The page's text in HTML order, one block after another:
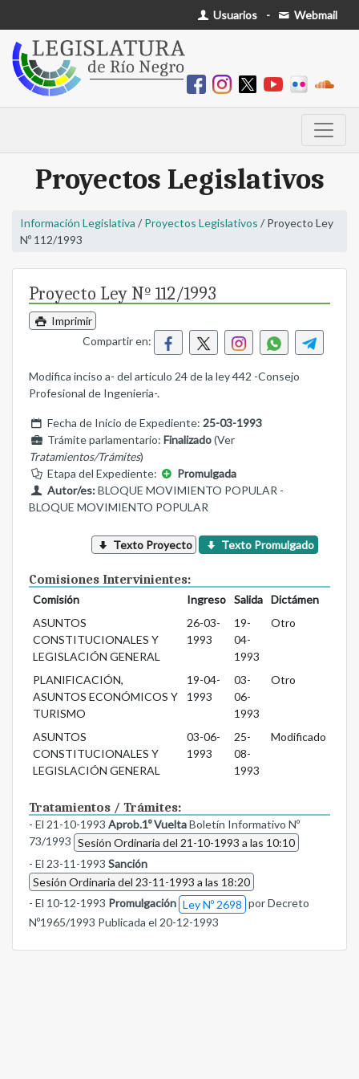
Usuarios - Webmail
Proyectos Legislativos
Información Legislativa / Proyectos Legislativos / Proyecto Ley
Nº 112/1993
Proyecto Ley Nº 112/1993
Imprimir
Compartir en:
Modifica inciso a- del articulo 24 de la ley 442 -Consejo
Profesional de Ingenieria-.
Fecha de Inicio de Expediente: 25-03-1993
Trámite parlamentario: Finalizado(Ver
Tratamientos/Trámites)
Etapa del Expediente:
Promulgada
Autor/es:BLOQUE MOVIMIENTO POPULAR -
BLOQUE MOVIMIENTO POPULAR
Texto Proyecto Texto Promulgado
Comisiones Intervinientes:
Comisión Ingreso Salida
Dictámen
ASUNTOS
CONSTITUCIONALES Y
LEGISLACIÓN GENERAL
26-03-
1993
19-
04-
1993
Otro
PLANIFICACIÓN,
ASUNTOS ECONÓMICOS Y
TURISMO
19-04-
1993
03-
06-
1993
Otro
ASUNTOS
CONSTITUCIONALES Y
LEGISLACIÓN GENERAL
03-06-
1993
25-
08-
1993
Modificado
Tratamientos / Trámites:
- El 21-10-1993 Aprob.1º VueltaBoletín Informativo Nº
73/1993 Sesión Ordinaria del 21-10-1993 a las 10:10
- El 23-11-1993 Sanción
Sesión Ordinaria del 23-11-1993 a las 18:20
- El 10-12-1993 Promulgación Ley Nº 2698 por Decreto
Nº1965/1993 Publicada el 20-12-1993